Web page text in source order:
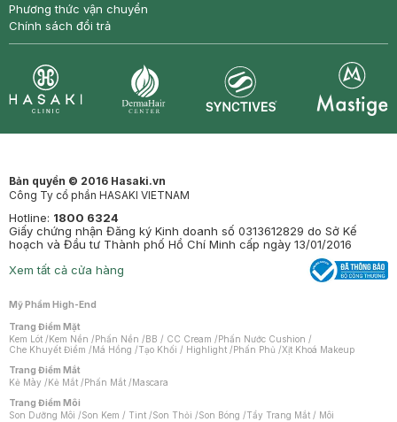
Phương thức vận chuyển
Chính sách đổi trả
Bản quyền © 2016 Hasaki.vn
Công Ty cổ phần HASAKI VIETNAM
Hotline: 1800 6324
Giấy chứng nhận Đăng ký Kinh doanh số 0313612829 do Sở Kế
hoạch và Đầu tư Thành phố Hồ Chí Minh cấp ngày 13/01/2016
Xem tất cả cửa hàng
Mỹ Phẩm High-End
Trang Điểm Mặt
Kem Lót /Kem Nền /Phấn Nền /BB / CC Cream /Phấn Nước Cushion /
Che Khuyết Điểm /Má Hồng /Tạo Khối / Highlight /Phấn Phủ /Xịt Khoá Makeup
Trang Điểm Mắt
Kẻ Mày /Kẻ Mắt /Phấn Mắt /Mascara
Trang Điểm Môi
Son Dưỡng Môi /Son Kem / Tint /Son Thỏi /Son Bóng /Tẩy Trang Mắt / Môi